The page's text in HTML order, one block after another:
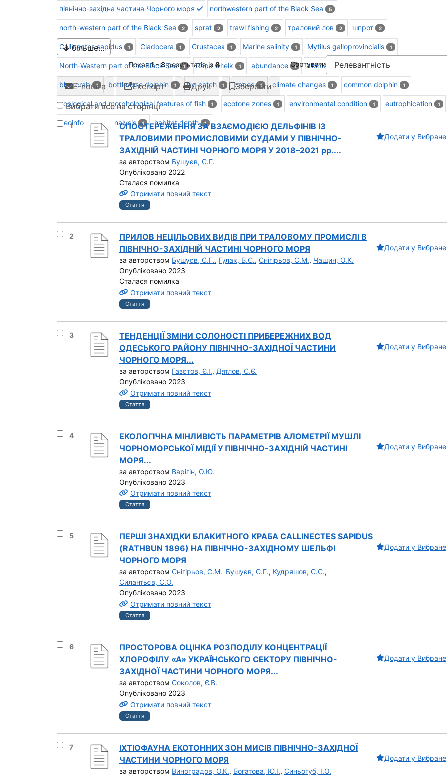
північно-західна частина Чорного моря
northwestern part of the Black Sea 5
north-western part of the Black Sea 2 sprat 2 trawl fishing 2 траловий лов 2 шпрот 2
Callinectes sapidus 1 Cladocera 1 Crustacea 1 Marine salinity 1 Mytilus galloprovincialis 1
North-Western part of the Black Sea 1 Rapa whelk 1 abundance 1 allometry 1 beam trawl
blue crab 1 bottlenose dolphin 1 by-catch 1 capes 1 climate changes 1 common dolphin 1
ecological and morphological features of fish 1 ecotone zones 1 environmental condition 1 eutrophication 1
geoinformation analysis 1 habitat depth 1
більше...
Показ1 - 8результатів із8 Сортувати
Е-пошта Експорт Друк
Зберегти
Вибрати все на сторінці
Вибрати результат під номером 1
1
СПОСТЕРЕЖЕННЯ ЗА ВЗАЄМОДІЄЮ ДЕЛЬФІНІВ ІЗ
ТРАЛОВИМИ ПРОМИСЛОВИМИ СУДАМИ У ПІВНІЧНО-
ЗАХІДНІЙ ЧАСТИНІ ЧОРНОГО МОРЯ У 2018–2021 рр....
за авторством Бушуєв, С.Г.
Опубліковано 2022
Сталася помилка
Отримати повний текст
Стаття
Додати у Вибране
Вибрати результат під номером 2
2
ПРИЛОВ НЕЦІЛЬОВИХ ВИДІВ ПРИ ТРАЛОВОМУ ПРОМИСЛІ В
ПІВНІЧНО-ЗАХІДНІЙ ЧАСТИНІ ЧОРНОГО МОРЯ
за авторством Бушуєв, С.Г., Гулак, Б.С., Снігірьов, С.М., Чащин, О.К.
Опубліковано 2023
Сталася помилка
Отримати повний текст
Стаття
Додати у Вибране
Вибрати результат під номером 3
3
ТЕНДЕНЦІЇ ЗМІНИ СОЛОНОСТІ ПРИБЕРЕЖНИХ ВОД
ОДЕСЬКОГО РАЙОНУ ПІВНІЧНО-ЗАХІДНОЇ ЧАСТИНИ
ЧОРНОГО МОРЯ...
за авторством Газєтов, Є.І., Дятлов, С.Є.
Опубліковано 2023
Отримати повний текст
Стаття
Додати у Вибране
Вибрати результат під номером 4
4
ЕКОЛОГІЧНА МІНЛИВІСТЬ ПАРАМЕТРІВ АЛОМЕТРІЇ МУШЛІ
ЧОРНОМОРСЬКОЇ МІДІЇ У ПІВНІЧНО-ЗАХІДНІЙ ЧАСТИНІ
МОРЯ...
за авторством Варігін, О.Ю.
Опубліковано 2023
Отримати повний текст
Стаття
Додати у Вибране
Вибрати результат під номером 5
5
ПЕРШІ ЗНАХІДКИ БЛАКИТНОГО КРАБА CALLINECTES SAPIDUS
(RATHBUN 1896) НА ПІВНІЧНО-ЗАХІДНОМУ ШЕЛЬФІ
ЧОРНОГО МОРЯ
за авторством Снігірьов, С.М., Бушуєв, С.Г., Кудряшов, С.С.,
Силантьєв, С.О.
Опубліковано 2023
Отримати повний текст
Стаття
Додати у Вибране
Вибрати результат під номером 6
6
ПРОСТОРОВА ОЦІНКА РОЗПОДІЛУ КОНЦЕНТРАЦІЇ
ХЛОРОФІЛУ «А» УКРАЇНСЬКОГО СЕКТОРУ ПІВНІЧНО-
ЗАХІДНОЇ ЧАСТИНИ ЧОРНОГО МОРЯ...
за авторством Соколов, Є.В.
Опубліковано 2023
Отримати повний текст
Стаття
Додати у Вибране
Вибрати результат під номером 7
7
ІХТІОФАУНА ЕКОТОННИХ ЗОН МИСІВ ПІВНІЧНО-ЗАХІДНОЇ
ЧАСТИНИ ЧОРНОГО МОРЯ
за авторством Виноградов, О.К., Богатова, Ю.І., Синьогуб, І.О.
Додати у Вибране